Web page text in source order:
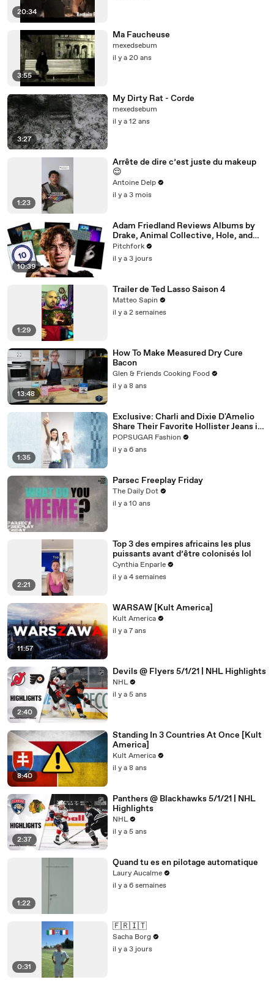
20:34
3:55
Ma Faucheuse
mexedsebum
il y a 20 ans
3:27
My Dirty Rat - Corde
mexedsebum
il y a 12 ans
1:23
Arrête de dire c’est juste du makeup
😌
Antoine Delp
il y a 3 mois
10:39
Adam Friedland Reviews Albums by
Drake, Animal Collective, Hole, and
More
Pitchfork
il y a 3 jours
1:29
Trailer de Ted Lasso Saison 4
Matteo Sapin
il y a 2 semaines
13:48
How To Make Measured Dry Cure
Bacon
Glen & Friends Cooking Food
il y a 8 ans
1:35
Exclusive: Charli and Dixie D'Amelio
Share Their Favorite Hollister Jeans in
This New TikTok Dance Challenge
POPSUGAR Fashion
il y a 6 ans
Parsec Freeplay Friday
The Daily Dot
il y a 10 ans
2:21
Top 3 des empires africains les plus
puissants avant d’être colonisés lol
Cynthia Enparle
il y a 4 semaines
11:57
WARSAW [Kult America]
Kult America
il y a 7 ans
2:40
Devils @ Flyers 5/1/21 | NHL Highlights
NHL
il y a 5 ans
8:40
Standing In 3 Countries At Once [Kult
America]
Kult America
il y a 8 ans
2:37
Panthers @ Blackhawks 5/1/21 | NHL
Highlights
NHL
il y a 5 ans
1:22
Quand tu es en pilotage automatique
Laury Aucalme
il y a 6 semaines
0:31
🇫🇷🇮🇹
Sacha Borg
il y a 3 jours